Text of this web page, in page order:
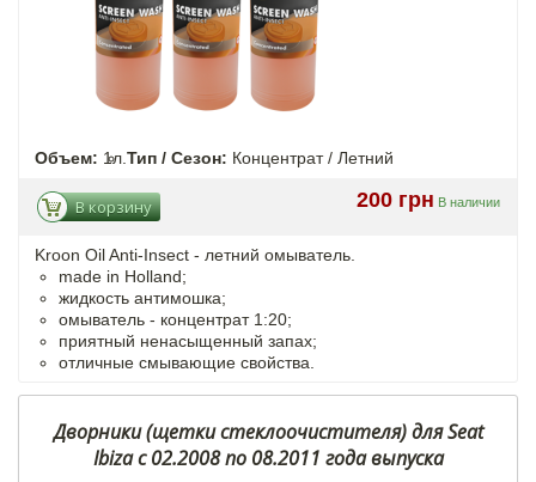
Объем: 1л. Тип / Сезон: Концентрат / Летний
200 грн В наличии
В корзину
Kroon Oil Anti-Insect - летний омыватель.
made in Holland;
жидкость антимошка;
омыватель - концентрат 1:20;
приятный ненасыщенный запах;
отличные смывающие свойства.
Дворники (щетки стеклоочистителя) для Seat
Ibiza с 02.2008 по 08.2011 года выпуска